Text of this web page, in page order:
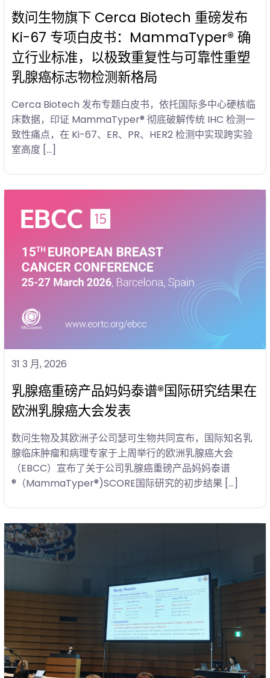
数问生物旗下 Cerca Biotech 重磅发布
Ki-67 专项白皮书：MammaTyper® 确
立行业标准，以极致重复性与可靠性重塑
乳腺癌标志物检测新格局
Cerca Biotech 发布专题白皮书，依托国际多中心硬核临
床数据，印证 MammaTyper® 彻底破解传统 IHC 检测一
致性痛点，在 Ki-67、ER、PR、HER2 检测中实现跨实验
室高度 […]
31 3 月, 2026
乳腺癌重磅产品妈妈泰谱®国际研究结果在
欧洲乳腺癌大会发表
数问生物及其欧洲子公司瑟可生物共同宣布，国际知名乳
腺临床肿瘤和病理专家于上周举行的欧洲乳腺癌大会
（EBCC）宣布了关于公司乳腺癌重磅产品妈妈泰谱
®（MammaTyper®)SCORE国际研究的初步结果 […]